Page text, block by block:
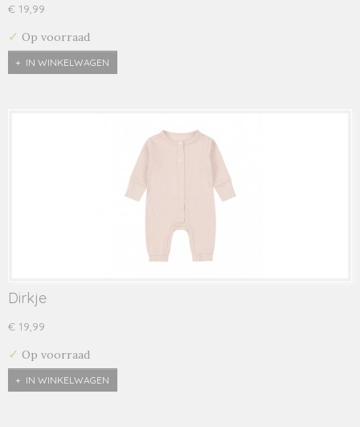
€ 19,99
✓ Op voorraad
IN WINKELWAGEN
Dirkje
€ 19,99
✓ Op voorraad
IN WINKELWAGEN